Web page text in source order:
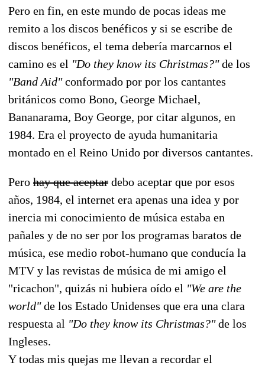
Pero en fin, en este mundo de pocas ideas me
remito a los discos benéficos y si se escribe de
discos benéficos, el tema debería marcarnos el
camino es el "Do they know its Christmas?"de los
"Band Aid"conformado por por los cantantes
británicos como Bono, George Michael,
Bananarama, Boy George, por citar algunos, en
1984. Era el proyecto de ayuda humanitaria
montado en el Reino Unido por diversos cantantes.
Pero hay que aceptar debo aceptar que por esos
años, 1984, el internet era apenas una idea y por
inercia mi conocimiento de música estaba en
pañales y de no ser por los programas baratos de
música, ese medio robot-humano que conducía la
MTV y las revistas de música de mi amigo el
"ricachon", quizás ni hubiera oído el "We are the
world"de los Estado Unidenses que era una clara
respuesta al "Do they know its Christmas?"de los
Ingleses.
Y todas mis quejas me llevan a recordar el